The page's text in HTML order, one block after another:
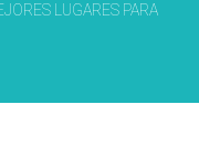
LUGARES PARA